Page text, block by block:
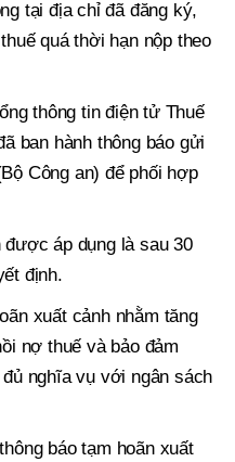
tại địa chỉ đã đăng ký,
quá thời hạn nộp theo
thông tin điện tử Thuế
ban hành thông báo gửi
Công an) để phối hợp
áp dụng là sau 30
định.
xuất cảnh nhằm tăng
nợ thuế và bảo đảm
nghĩa vụ với ngân sách
báo tạm hoãn xuất